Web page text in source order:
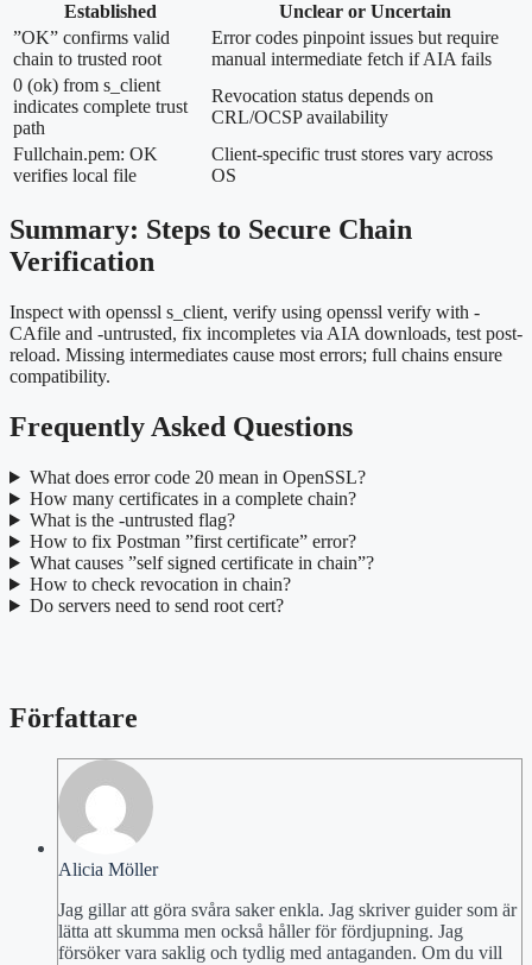
Established
Unclear or Uncertain
”OK” confirms valid
chain to trusted root
Error codes pinpoint issues but require
manual intermediate fetch if AIA fails
0 (ok) from s_client
indicates complete trust
path
Revocation status depends on
CRL/OCSP availability
Fullchain.pem: OK
verifies local file
Client-specific trust stores vary across
OS
Summary: Steps to Secure Chain
Verification
Inspect with openssl s_client, verify using openssl verify with -
CAfile and -untrusted, fix incompletes via AIA downloads, test post-
reload. Missing intermediates cause most errors; full chains ensure
compatibility.
Frequently Asked Questions
What does error code 20 mean in OpenSSL?
How many certificates in a complete chain?
What is the -untrusted flag?
How to fix Postman ”first certificate” error?
What causes ”self signed certificate in chain”?
How to check revocation in chain?
Do servers need to send root cert?
Författare
Alicia Möller
Jag gillar att göra svåra saker enkla. Jag skriver guider som är
lätta att skumma men också håller för fördjupning. Jag
försöker vara saklig och tydlig med antaganden. Om du vill